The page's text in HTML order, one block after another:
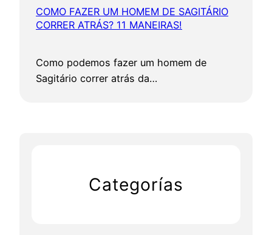
COMO FAZER UM HOMEM DE SAGITÁRIO
CORRER ATRÁS? 11 MANEIRAS!
Como podemos fazer um homem de
Sagitário correr atrás da…
Categorías